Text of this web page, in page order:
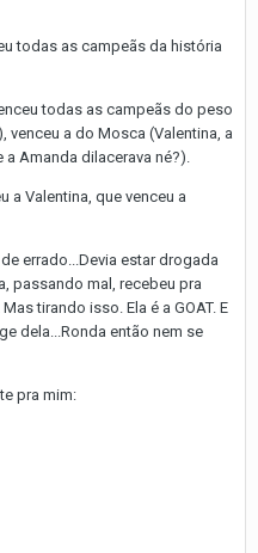
todas as campeãs da história
todas as campeãs do peso
a do Mosca (Valentina, a
Amanda dilacerava né?).
a Valentina, que venceu a
errado...Devia estar drogada
passando mal, recebeu pra
tirando isso. Ela é a GOAT. E
dela...Ronda então nem se
pra mim: